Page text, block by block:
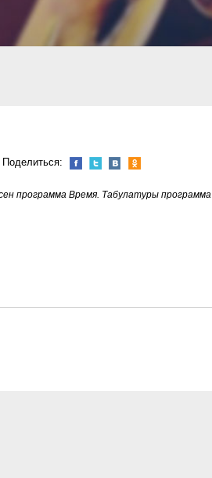
Поделиться:
программа Время. Табулатуры программа